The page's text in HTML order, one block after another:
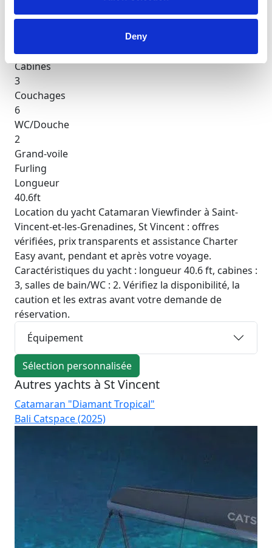
Deny
Vérifier la disponibilité et les détails
Caractéristiques du yacht
2020
Cabines
3
Couchages
6
WC/Douche
2
Grand-voile
Furling
Longueur
40.6ft
Location du yacht Catamaran Viewfinder à Saint-
Vincent-et-les-Grenadines, St Vincent : offres
vérifiées, prix transparents et assistance Charter
Easy avant, pendant et après votre voyage.
Caractéristiques du yacht : longueur 40.6 ft, cabines :
3, salles de bain/WC : 2. Vérifiez la disponibilité, la
caution et les extras avant votre demande de
réservation.
Équipement
Sélection personnalisée
Autres yachts à St Vincent
Catamaran "Diamant Tropical"
Bali Catspace (2025)